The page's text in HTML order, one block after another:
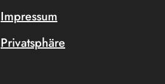
Impressum
Privatsphäre